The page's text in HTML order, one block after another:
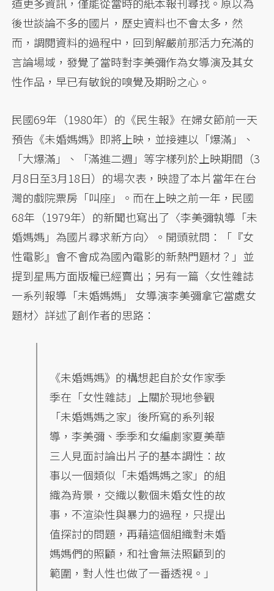
後世談論不多的國片，歷史資料也不會太多，然
而，調閱資料的過程中，回到解嚴前那活力充滿的
言論場域，發覺了當時對李美彌作為女導演及其女
性作品，早已有敏銳的嗅覺及期盼之心。
民國69年（1980年）的《民生報》在婦女節前一天
預告《未婚媽媽》即將上映，並接連以「爆滿」、
「大爆滿」、「滿進二週」等字樣列於上映期間（3
月8日至3月18日）的場次表，映證了本片當年在台
灣的戲院票房「叫座」。而在上映之前一年，民國
68年（1979年）的新聞也寫出了〈李美彌執導「未
婚媽媽」為國片尋求新方向〉。開頭就問：「『女
性電影』會不會成為國內電影的新熱門題材？」並
提到星馬方面版權已經賣出；另有一篇〈女性雜誌
一系列報導「未婚媽媽」 女導演李美彌拿它當處女
題材〉詳述了創作者的思路：
《未婚媽媽》的構想起自於女作家季
季在「女性雜誌」上關於現地參觀
「未婚媽媽之家」後所寫的系列報
導，李美彌、季季和女編劇家夏美華
三人見面討論出片子的基本調性：故
事以一個類似「未婚媽媽之家」的組
織為背景，交織以數個未婚女性的故
事，不渲染性與暴力的過程，只提出
值探討的問題，再藉這個組織對未婚
媽媽們的照顧，和社會無法照顧到的
範圍，對人性也做了一番透視。」